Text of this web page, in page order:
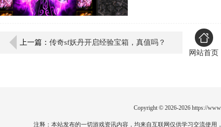
上一篇： 传奇sf妖丹开启经验宝箱，真值吗？
网站首页
Copyright © 2026-2026 https://
注释：本站发布的一切游戏资讯内容，均来自互联网仅供学习交流使